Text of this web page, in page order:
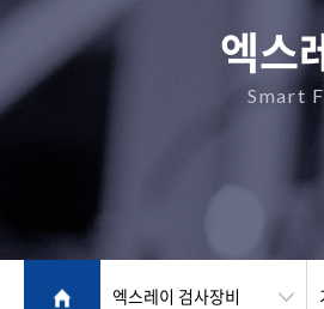
엑스
Smart
엑스레이 검사장비